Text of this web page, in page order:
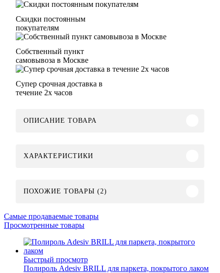
Скидки постоянным
покупателям
Собственный пункт
самовывоза в Москве
Супер срочная доставка в
течение 2х часов
ОПИСАНИЕ ТОВАРА
ХАРАКТЕРИСТИКИ
ПОХОЖИЕ ТОВАРЫ (2)
Самые продаваемые товары
Просмотренные товары
Быстрый просмотр
Полироль Adesiv BRILL для паркета, покрытого лаком